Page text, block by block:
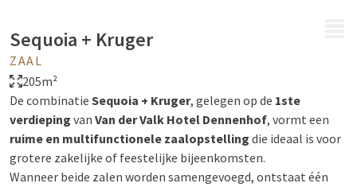
Sequoia + Kruger
ZAAL
205m²
De combinatie Sequoia + Kruger, gelegen op de 1ste
verdieping van Van der Valk Hotel Dennenhof, vormt een
ruime en multifunctionele zaalopstelling die ideaal is voor
grotere zakelijke of feestelijke bijeenkomsten.
Wanneer beide zalen worden samengevoegd, ontstaat één